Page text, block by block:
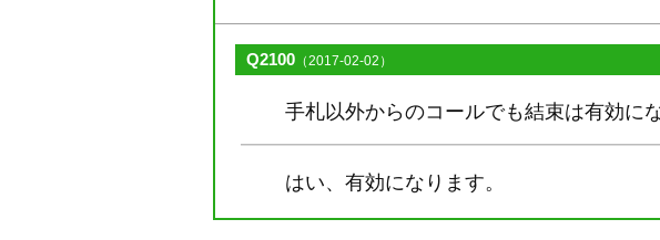
Q2100 （2017-02-02）
手札以外からのコールでも結束は有効に
はい、有効になります。